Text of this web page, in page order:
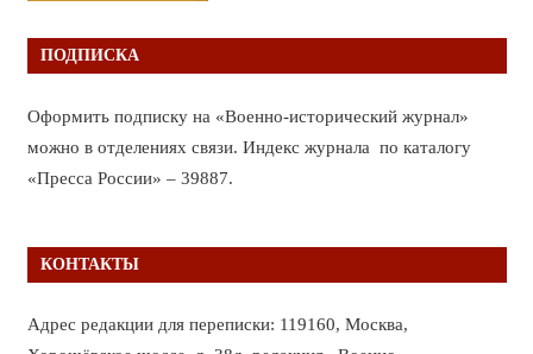
ПОДПИСКА
Оформить подписку на «Военно-исторический журнал»
можно в отделениях связи. Индекс журнала по каталогу
«Пресса России» – 39887.
КОНТАКТЫ
Адрес редакции для переписки: 119160, Москва,